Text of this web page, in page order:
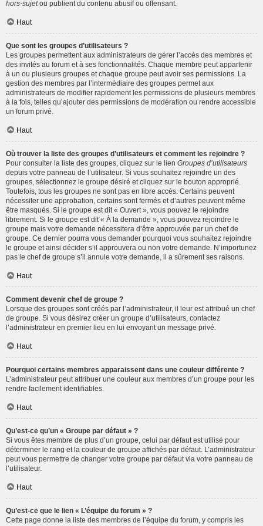
hors-sujetou publient du contenu abusif ou offensant.
Haut
Que sont les groupes d’utilisateurs ?
Les groupes permettent aux administrateurs de gérer l’accès des membres et
des invités au forum et à ses fonctionnalités. Chaque membre peut appartenir
à un ou plusieurs groupes et chaque groupe peut avoir ses permissions. La
gestion des membres par l’intermédiaire des groupes permet aux
administrateurs de modifier rapidement les permissions de plusieurs membres
à la fois, telles qu’ajouter des permissions de modération ou rendre accessible
un forum privé.
Haut
Où trouver la liste des groupes d’utilisateurs et comment les rejoindre ?
Pour consulter la liste des groupes, cliquez sur le lien Groupes d’utilisateurs
depuis votre panneau de l’utilisateur. Si vous souhaitez rejoindre un des
groupes, sélectionnez le groupe désiré et cliquez sur le bouton approprié.
Toutefois, tous les groupes ne sont pas en libre accès. Certains peuvent
nécessiter une approbation, certains sont fermés et d’autres peuvent même
être masqués. Si le groupe est dit « Ouvert », vous pouvez le rejoindre
librement. Si le groupe est dit « À la demande », vous pouvez rejoindre le
groupe mais votre demande nécessitera d’être approuvée par un chef de
groupe. Ce dernier pourra vous demander pourquoi vous souhaitez rejoindre
le groupe et ainsi décider s’il approuvera ou non votre demande. N’importunez
pas le chef de groupe s’il annule votre demande, il a sûrement ses raisons.
Haut
Comment devenir chef de groupe ?
Lorsque des groupes sont créés par l’administrateur, il leur est attribué un chef
de groupe. Si vous désirez créer un groupe d’utilisateurs, contactez
l’administrateur en premier lieu en lui envoyant un message privé.
Haut
Pourquoi certains membres apparaissent dans une couleur différente ?
L’administrateur peut attribuer une couleur aux membres d’un groupe pour les
rendre facilement identifiables.
Haut
Qu’est-ce qu’un « Groupe par défaut » ?
Si vous êtes membre de plus d’un groupe, celui par défaut est utilisé pour
déterminer le rang et la couleur de groupe affichés par défaut. L’administrateur
peut vous permettre de changer votre groupe par défaut via votre panneau de
l’utilisateur.
Haut
Qu’est-ce que le lien « L’équipe du forum » ?
Cette page donne la liste des membres de l’équipe du forum, y compris les